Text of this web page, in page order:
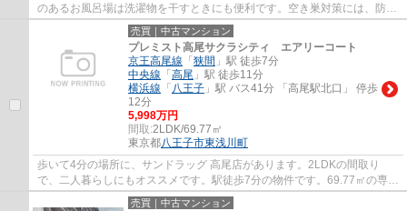
のあるお風呂場は洗濯物を干すときにも便利です。空き巣対策には、防犯
カメラが役に立ちます。防犯面も生活面も魅...
売買｜中古マンション
プレミスト高尾サクラシティ エアリーコート
京王高尾線 「 狭間 」駅 徒歩7分
中央線 「 高尾 」駅 徒歩11分
横浜線 「 八王子 」駅 バス41分 「高尾駅北口」 停歩
12分
5,998万円
間取:2LDK/69.77㎡
東京都八王子市東浅川町
歩いて4分の場所に、サンドラッグ 高尾店があります。2LDKの間取り
で、二人暮らしにもオススメです。駅徒歩7分の物件です。69.77㎡の専有
面積がある物件です。住まい探しをするなら八...
売買｜中古マンション